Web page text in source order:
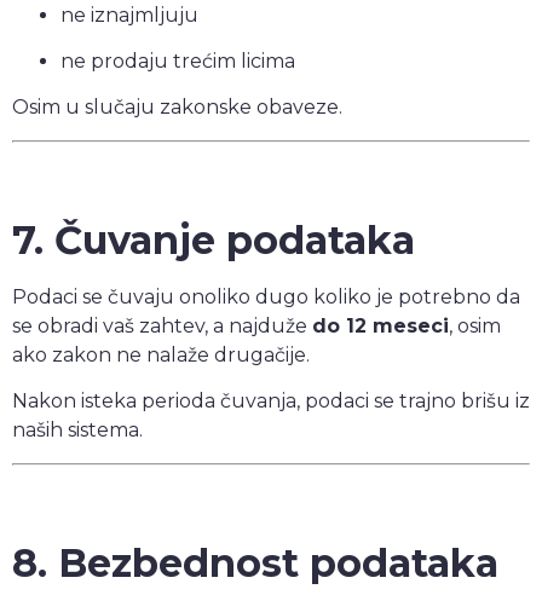
ne iznajmljuju
ne prodaju trećim licima
Osim u slučaju zakonske obaveze.
7. Čuvanje podataka
Podaci se čuvaju onoliko dugo koliko je potrebno da
se obradi vaš zahtev, a najduže do 12 meseci, osim
ako zakon ne nalaže drugačije.
Nakon isteka perioda čuvanja, podaci se trajno brišu iz
naših sistema.
8. Bezbednost podataka